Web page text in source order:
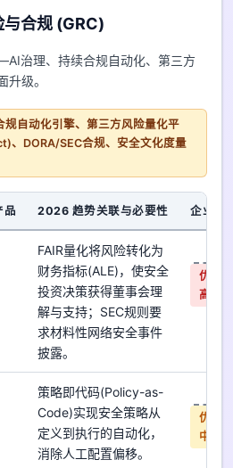
合规 (GRC)
治理、持续合规自动化、第三方
级。
自动化引擎、第三方风险量化平
、DORA/SEC合规、安全文化度量
品 2026 趋势关联与必要性 企业对
FAIR量化将风险转化为
财务指标(ALE)，使安全
投资决策获得董事会理
解与支持；SEC规则要
求材料性网络安全事件
披露。
优先
高
策略即代码(Policy-as-
Code)实现安全策略从
定义到执行的自动化，
消除人工配置偏移。
优先
中